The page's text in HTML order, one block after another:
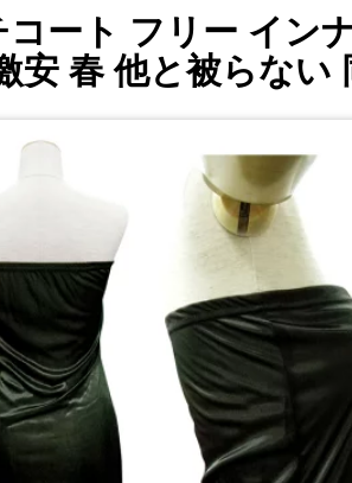
ート フリー イン
安 春 他と被らない